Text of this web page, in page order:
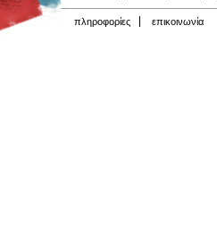
πληροφορίες επικοινωνία